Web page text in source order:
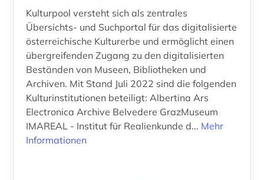
Kulturpool versteht sich als zentrales
Übersichts- und Suchportal für das digitalisierte
österreichische Kulturerbe und ermöglicht einen
übergreifenden Zugang zu den digitalisierten
Beständen von Museen, Bibliotheken und
Archiven. Mit Stand Juli 2022 sind die folgenden
Kulturinstitutionen beteiligt: Albertina Ars
Electronica Archive Belvedere GrazMuseum
IMAREAL - Institut für Realienkunde d... Mehr
Informationen